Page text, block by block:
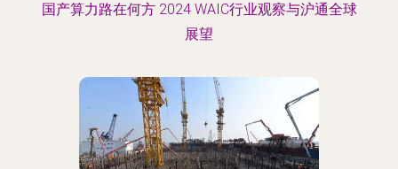
国产算力路在何方 2024 WAIC行业观察与沪通全球
展望